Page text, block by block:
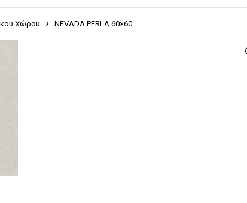
Χώρου NEVADA PERLA 60×60